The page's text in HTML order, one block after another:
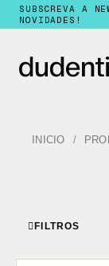
SUBSCREVA A
NOVIDADES!
INICIO
FILTROS